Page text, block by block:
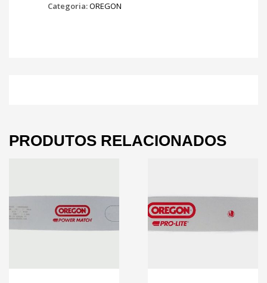
Categoria:OREGON
PRODUTOS RELACIONADOS